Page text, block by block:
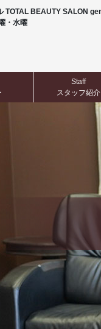
TOTAL BEAUTY SALON
・水曜
Staff
​​​​​​​スタッフ紹介